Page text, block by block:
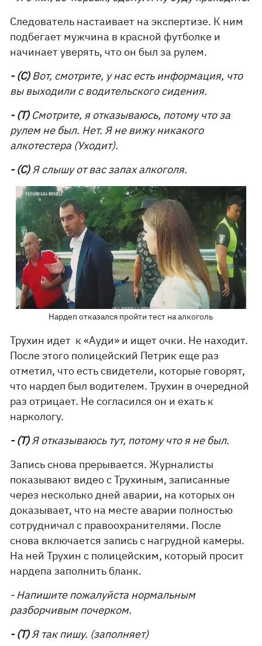
Следователь настаивает на экспертизе. К ним
подбегает мужчина в красной футболке и
начинает уверять, что он был за рулем.
- (С)Вот, смотрите, у нас есть информация, что
вы выходили с водительского сидения.
- (Т)Смотрите, я отказываюсь, потому что за
рулем не был. Нет. Я не вижу никакого
алкотестера (Уходит).
- (С)Я слышу от вас запах алкоголя.
Нардеп отказался пройти тест на алкоголь
Трухин идет к «Ауди» и ищет очки. Не находит.
После этого полицейский Петрик еще раз
отметил, что есть свидетели, которые говорят,
что нардеп был водителем. Трухин в очередной
раз отрицает. Не согласился он и ехать к
наркологу.
- (Т)Я отказываюсь тут, потому что я не был.
Запись снова прерывается. Журналисты
показывают видео с Трухиным, записанные
через несколько дней аварии, на которых он
доказывает, что на месте аварии полностью
сотрудничал с правоохранителями. После
снова включается запись с нагрудной камеры.
На ней Трухин с полицейским, который просит
нардепа заполнить бланк.
- Напишите пожалуйста нормальным
разборчивым почерком.
- (Т)Я так пишу. (заполняет)